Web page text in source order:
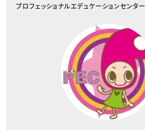
プロフェッショナルエデュケーションセンター